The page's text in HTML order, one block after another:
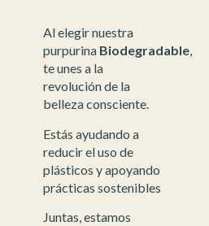
Al elegir nuestra
purpurina Biodegradable,
te unes a la
revolución de la
belleza consciente.
Estás ayudando a
reducir el uso de
plásticos y apoyando
prácticas sostenibles
Juntas, estamos